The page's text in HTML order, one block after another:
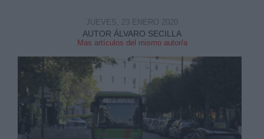
AUTOR ÁLVARO SECILLA
Mas artículos del mismo autor/a
JUEVES, 23 ENERO 2020